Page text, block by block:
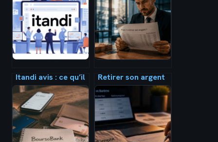
Itandi avis : ce qu’il
faut vraiment
savoir avant de
vous lancer
Retirer son argent
en 2025 : 8,95 % de
frais bancaires en
plus et 3 stratégies
pour sécuriser
votre épargne